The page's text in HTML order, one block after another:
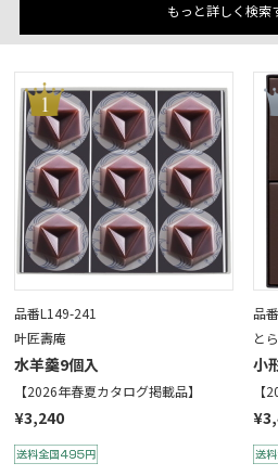
もっと詳しく検索
品番L149-241
叶匠壽庵
水羊羹9個入
【2026年春夏カタログ掲載品】
¥3,240
品
と
小
【